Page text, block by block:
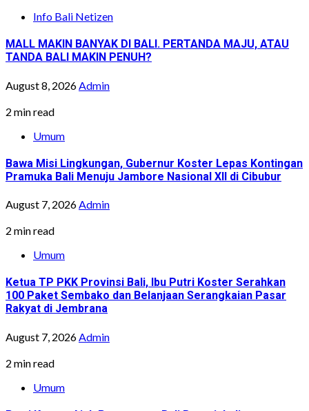
Info Bali Netizen
MALL MAKIN BANYAK DI BALI. PERTANDA MAJU, ATAU
TANDA BALI MAKIN PENUH?
August 8, 2026 Admin
2 min read
Umum
Bawa Misi Lingkungan, Gubernur Koster Lepas Kontingan
Pramuka Bali Menuju Jambore Nasional XII di Cibubur
August 7, 2026Admin
2 min read
Umum
Ketua TP PKK Provinsi Bali, Ibu Putri Koster Serahkan
100 Paket Sembako dan Belanjaan Serangkaian Pasar
Rakyat di Jembrana
August 7, 2026 Admin
2 min read
Umum